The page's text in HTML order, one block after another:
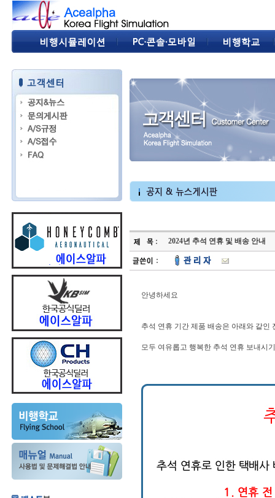
2024년 추석 연휴 및 배송 안내
안녕하세요
추석 연휴 기간 제품 배송은 아래와 같인
모두 여유롭고 행복한 추석 연휴 보내시